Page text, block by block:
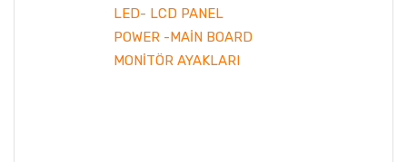
LED- LCD PANEL
POWER -MAİN BOARD
MONİTÖR AYAKLARI